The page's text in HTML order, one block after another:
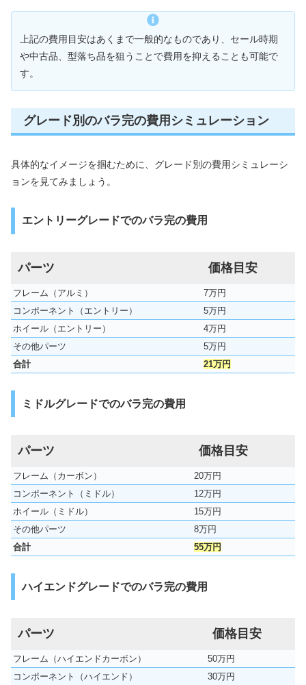
上記の費用目安はあくまで一般的なものであり、セール時期
や中古品、型落ち品を狙うことで費用を抑えることも可能で
す。
グレード別のバラ完の費用シミュレーション
具体的なイメージを掴むために、グレード別の費用シミュレーシ
ョンを見てみましょう。
エントリーグレードでのバラ完の費用
パーツ 価格目安
フレーム（アルミ）
7万円
コンポーネント（エントリー）
5万円
ホイール（エントリー）
4万円
その他パーツ
5万円
合計
21万円
ミドルグレードでのバラ完の費用
パーツ 価格目安
フレーム（カーボン）
20万円
コンポーネント（ミドル）
12万円
ホイール（ミドル）
15万円
その他パーツ
8万円
合計
55万円
ハイエンドグレードでのバラ完の費用
パーツ 価格目安
フレーム（ハイエンドカーボン）
50万円
コンポーネント（ハイエンド）
30万円